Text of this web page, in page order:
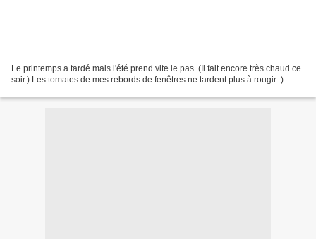
Le printemps a tardé mais l'été prend vite le pas. (Il fait encore très chaud ce
soir.) Les tomates de mes rebords de fenêtres ne tardent plus à rougir :)